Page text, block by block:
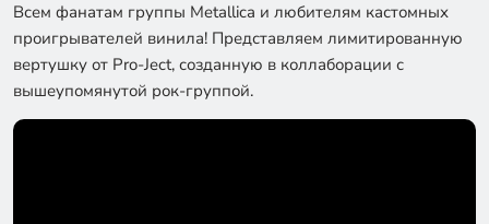
Всем фанатам группы Metallica и любителям кастомных
проигрывателей винила! Представляем лимитированную
вертушку от Pro-Ject, созданную в коллаборации с
вышеупомянутой рок-группой.